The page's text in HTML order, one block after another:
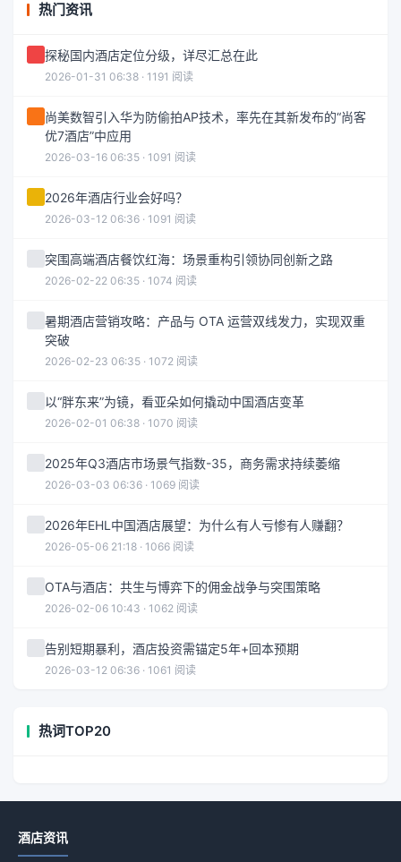
热门资讯
探秘国内酒店定位分级，详尽汇总在此
2026-01-31 06:38 · 1191 阅读
尚美数智引入华为防偷拍AP技术，率先在其新发布的“尚客
优7酒店”中应用
2026-03-16 06:35 · 1091 阅读
2026年酒店行业会好吗？
2026-03-12 06:36 · 1091 阅读
突围高端酒店餐饮红海：场景重构引领协同创新之路
2026-02-22 06:35 · 1074 阅读
暑期酒店营销攻略：产品与 OTA 运营双线发力，实现双重
突破
2026-02-23 06:35 · 1072 阅读
以“胖东来”为镜，看亚朵如何撬动中国酒店变革
2026-02-01 06:38 · 1070 阅读
2025年Q3酒店市场景气指数-35，商务需求持续萎缩
2026-03-03 06:36 · 1069 阅读
2026年EHL中国酒店展望：为什么有人亏惨有人赚翻？
2026-05-06 21:18 · 1066 阅读
OTA与酒店：共生与博弈下的佣金战争与突围策略
2026-02-06 10:43 · 1062 阅读
告别短期暴利，酒店投资需锚定5年+回本预期
2026-03-12 06:36 · 1061 阅读
热词TOP20
酒店资讯